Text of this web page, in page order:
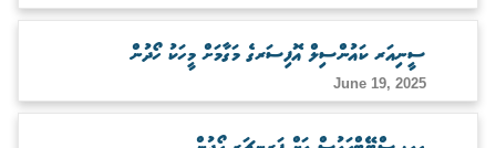
ސީނިއަރ ކައުންސިލް އޮފިސަރގެ މަގާމަށް މީހަކު ހޯދުން
June 19, 2025